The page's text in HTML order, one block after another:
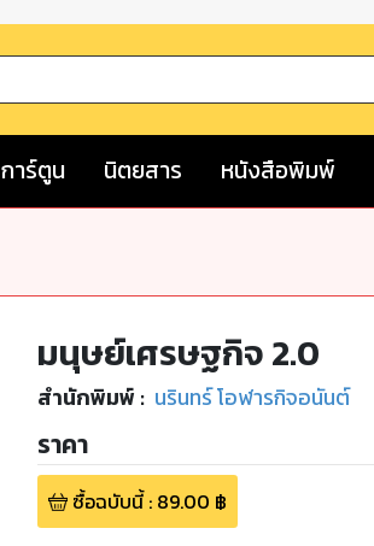
การ์ตูน นิตยสาร หนังสือพิมพ์
มนุษย์เศรษฐกิจ 2.0
สำนักพิมพ์ : นรินทร์ โอฬารกิจอนันต์
ราคา
ซื้อฉบับนี้: 89.00 ฿